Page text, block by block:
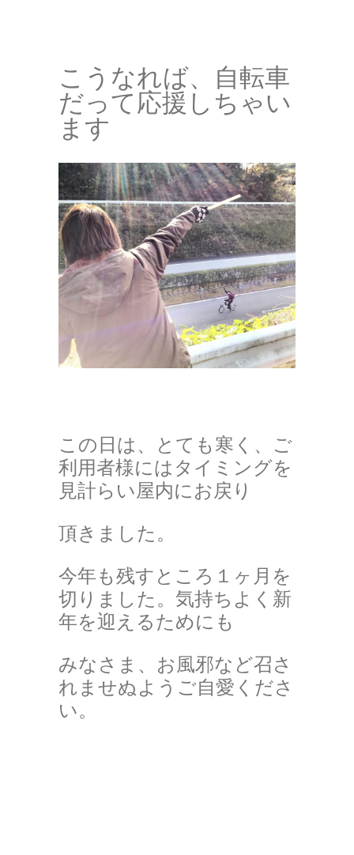
こうなれば、自転車
だって応援しちゃい
ます
この日は、とても寒く、ご
利用者様にはタイミングを
見計らい屋内にお戻り
頂きました。
今年も残すところ１ヶ月を
切りました。気持ちよく新
年を迎えるためにも
みなさま、お風邪など召さ
れませぬようご自愛くださ
い。